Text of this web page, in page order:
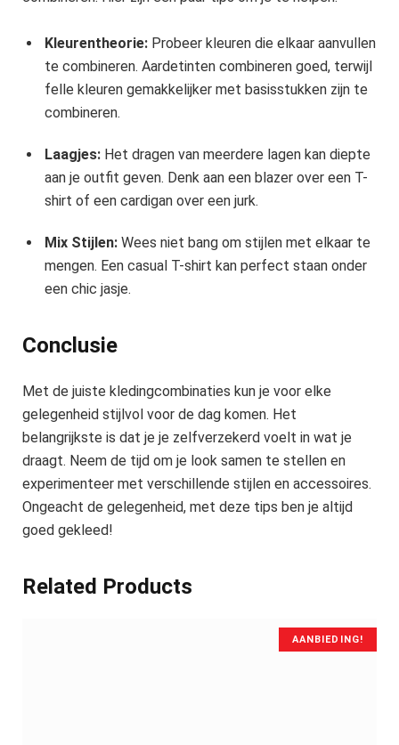
Kleurentheorie: Probeer kleuren die elkaar aanvullen
te combineren. Aardetinten combineren goed, terwijl
felle kleuren gemakkelijker met basisstukken zijn te
combineren.
Laagjes: Het dragen van meerdere lagen kan diepte
aan je outfit geven. Denk aan een blazer over een T-
shirt of een cardigan over een jurk.
Mix Stijlen: Wees niet bang om stijlen met elkaar te
mengen. Een casual T-shirt kan perfect staan onder
een chic jasje.
Conclusie
Met de juiste kledingcombinaties kun je voor elke
gelegenheid stijlvol voor de dag komen. Het
belangrijkste is dat je je zelfverzekerd voelt in wat je
draagt. Neem de tijd om je look samen te stellen en
experimenteer met verschillende stijlen en accessoires.
Ongeacht de gelegenheid, met deze tips ben je altijd
goed gekleed!
Related Products
AANBIEDING!